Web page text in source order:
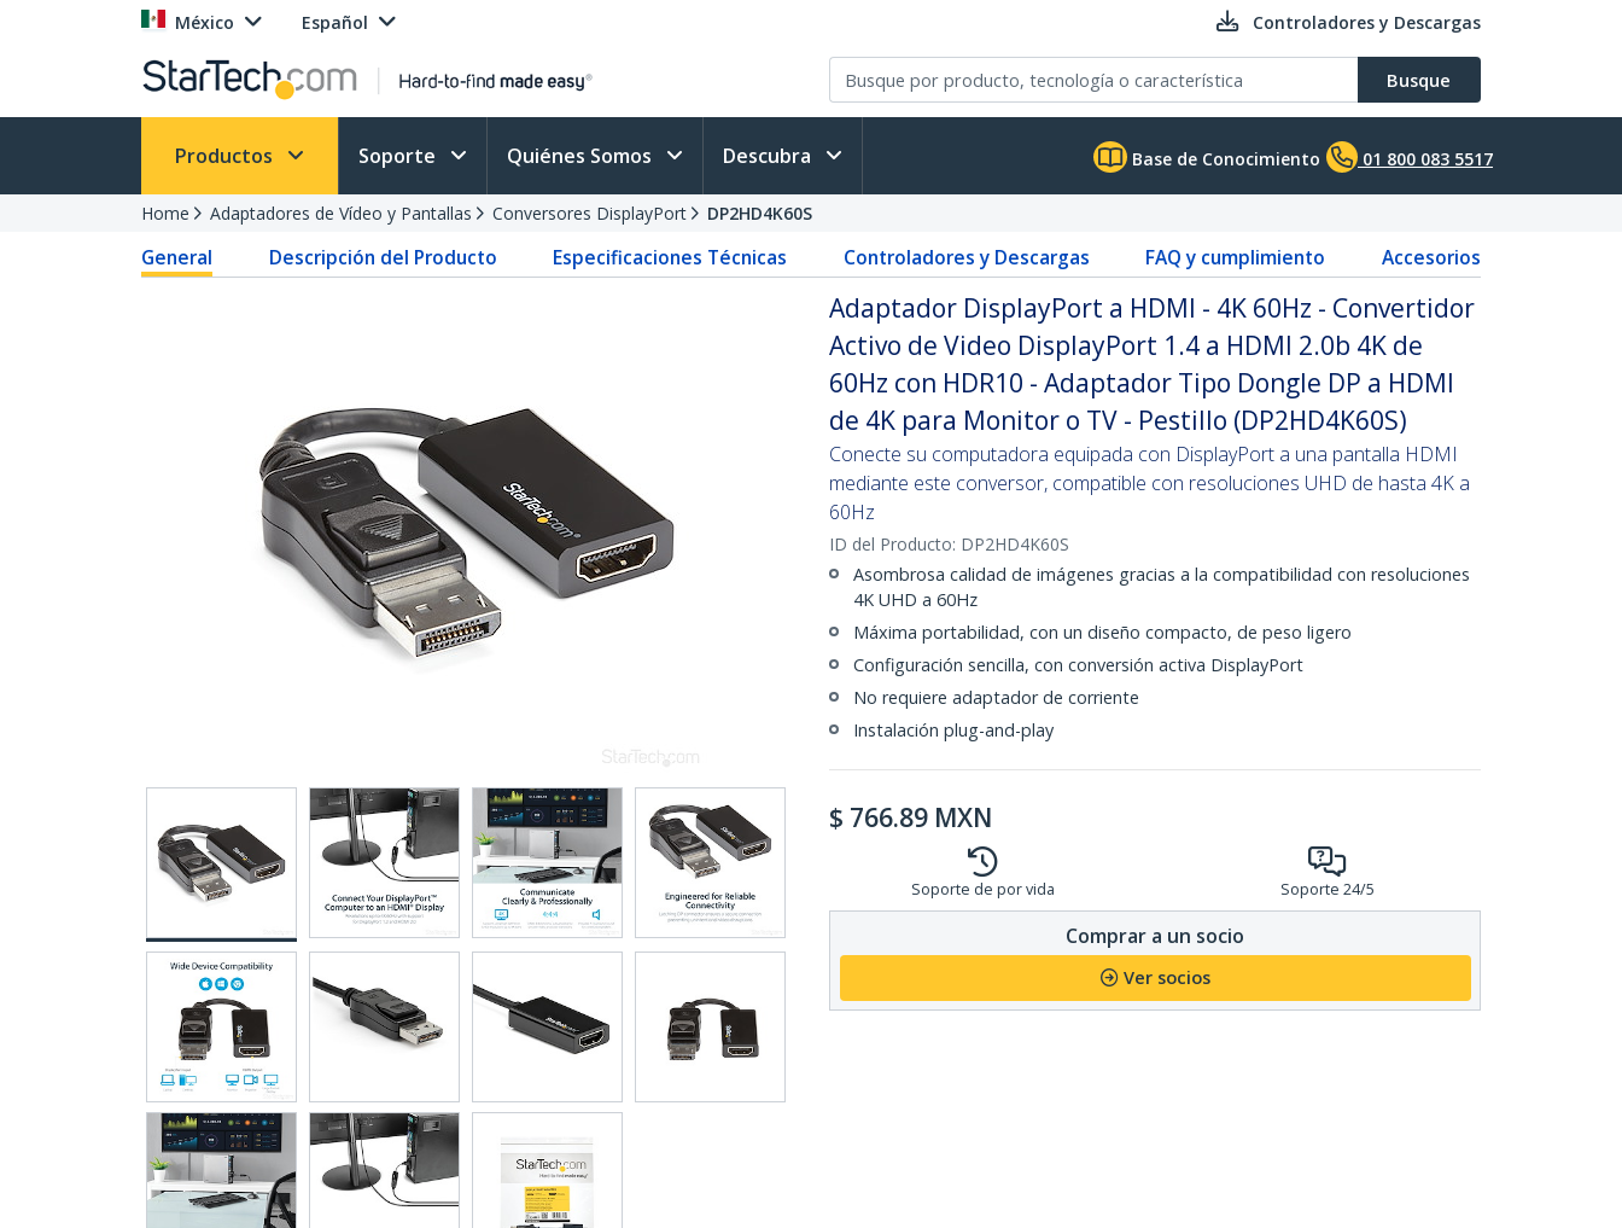
México Español Controladores y Descargas
Busque
Productos Soporte Quiénes Somos Descubra Base de Conocimiento 01 800 083 5517
Home Adaptadores de Vídeo y Pantallas Conversores DisplayPort DP2HD4K60S
General Descripción del Producto Especificaciones Técnicas Controladores y Descargas FAQ y cumplimiento Accesorios
Adaptador DisplayPort a HDMI - 4K 60Hz - Convertidor
Activo de Video DisplayPort 1.4 a HDMI 2.0b 4K de
60Hz con HDR10 - Adaptador Tipo Dongle DP a HDMI
de 4K para Monitor o TV - Pestillo (DP2HD4K60S)
Conecte su computadora equipada con DisplayPort a una pantalla HDMI
mediante este conversor, compatible con resoluciones UHD de hasta 4K a
60Hz
ID del Producto: DP2HD4K60S
Asombrosa calidad de imágenes gracias a la compatibilidad con resoluciones
4K UHD a 60Hz
Máxima portabilidad, con un diseño compacto, de peso ligero
Configuración sencilla, con conversión activa DisplayPort
No requiere adaptador de corriente
Instalación plug-and-play
$ 766.89 MXN
Soporte de por vida Soporte 24/5
Comprar a un socio
Ver socios